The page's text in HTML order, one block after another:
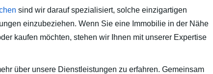
sind wir darauf spezialisiert, solche einzigartigen
einzubeziehen. Wenn Sie eine Immobilie in der Nähe
kaufen möchten, stehen wir Ihnen mit unserer Expertise
über unsere Dienstleistungen zu erfahren. Gemeinsam